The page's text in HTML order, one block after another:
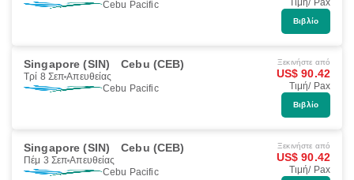
Cebu Pacific
Τιμή/ Pax
Βιβλίο
Singapore (SIN) Cebu (CEB)
Τρί 8 Σεπ Απευθείας
Cebu Pacific
Ξεκινήστε από
US$ 90.42
Τιμή/ Pax
Βιβλίο
Singapore (SIN) Cebu (CEB)
Πέμ 3 Σεπ Απευθείας
Cebu Pacific
Ξεκινήστε από
US$ 90.42
Τιμή/ Pax